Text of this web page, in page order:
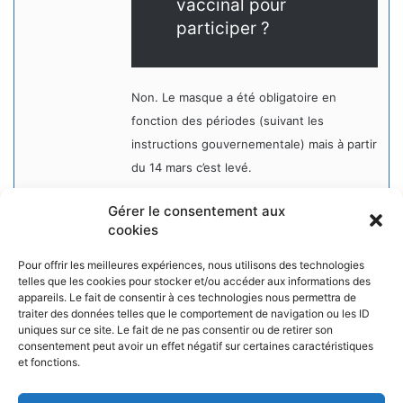
Gérer le consentement aux
cookies
Pour offrir les meilleures expériences, nous utilisons des technologies
telles que les cookies pour stocker et/ou accéder aux informations des
appareils. Le fait de consentir à ces technologies nous permettra de
traiter des données telles que le comportement de navigation ou les ID
uniques sur ce site. Le fait de ne pas consentir ou de retirer son
consentement peut avoir un effet négatif sur certaines caractéristiques
et fonctions.
vaccinal pour
participer ?
Non. Le masque a été obligatoire en
fonction des périodes (suivant les
instructions gouvernementale) mais à partir
du 14 mars c’est levé.
NOS PARTENAIRES
La ville d'Aurillac
La réponse ludique - 10 rue Victor Hugo, 15000 Aurillac